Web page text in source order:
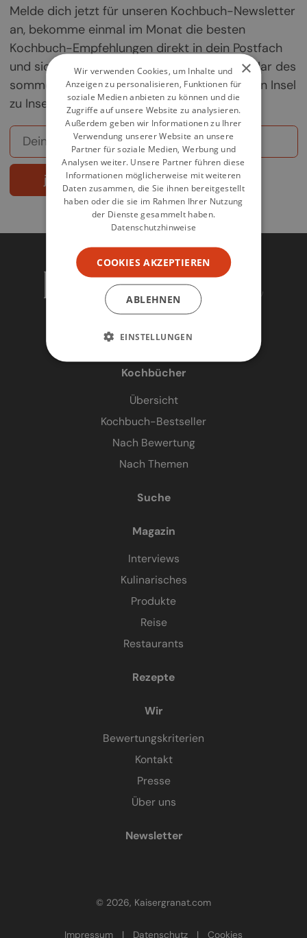
Melde dich jetzt für unseren Kochbuch-Newsletter
an, bekomme einmal im Monat die besten
Kochbuch-Empfehlungen direkt in dein Postfach
und sichere dir deine Chance auf ein Exemplar des
sommerlichen Griechenland-Kochbuchs „Von Insel
zu Insel".
jetzt abonnieren
Kochbücher
Übersicht
Kochbuch-Bestseller
Nach Bewertung
Nach Themen
Suche
Magazin
Interviews
Kulinarisches
Produkte
Reise
Restaurants
Rezepte
Wir
Bewertungskriterien
Kontakt
Presse
Über uns
Newsletter
© 2026, Kaisergranat.com
Impressum | Datenschutz | Cookies
×
Wir verwenden Cookies, um Inhalte und
Anzeigen zu personalisieren, Funktionen für
soziale Medien anbieten zu können und die
Zugriffe auf unsere Website zu analysieren.
Außerdem geben wir Informationen zu Ihrer
Verwendung unserer Website an unsere
Partner für soziale Medien, Werbung und
Analysen weiter. Unsere Partner führen diese
Informationen möglicherweise mit weiteren
Daten zusammen, die Sie ihnen bereitgestellt
haben oder die sie im Rahmen Ihrer Nutzung
der Dienste gesammelt haben.
Datenschutzhinweise
COOKIES AKZEPTIEREN
ABLEHNEN
EINSTELLUNGEN